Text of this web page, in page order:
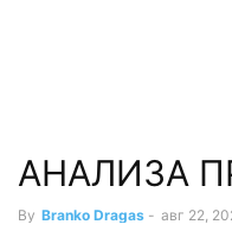
АНАЛИЗА
By Branko Dragas - авг 22,